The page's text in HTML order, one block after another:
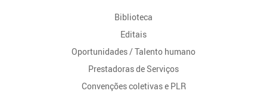
Biblioteca
Editais
Oportunidades / Talento humano
Prestadoras de Serviços
Convenções coletivas e PLR